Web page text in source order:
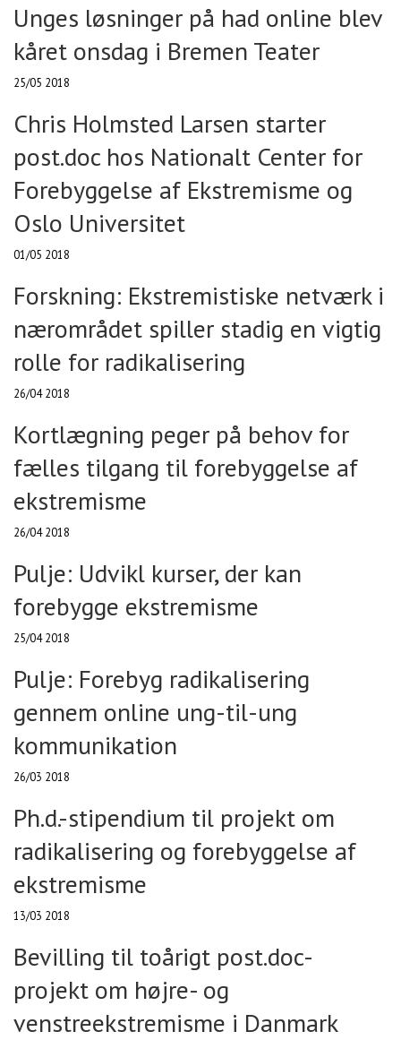
Unges løsninger på had online blev
kåret onsdag i Bremen Teater
25/05 2018
Chris Holmsted Larsen starter
post.doc hos Nationalt Center for
Forebyggelse af Ekstremisme og
Oslo Universitet
01/05 2018
Forskning: Ekstremistiske netværk i
nærområdet spiller stadig en vigtig
rolle for radikalisering
26/04 2018
Kortlægning peger på behov for
fælles tilgang til forebyggelse af
ekstremisme
26/04 2018
Pulje: Udvikl kurser, der kan
forebygge ekstremisme
25/04 2018
Pulje: Forebyg radikalisering
gennem online ung-til-ung
kommunikation
26/03 2018
Ph.d.-stipendium til projekt om
radikalisering og forebyggelse af
ekstremisme
13/03 2018
Bevilling til toårigt post.doc-
projekt om højre- og
venstreekstremisme i Danmark